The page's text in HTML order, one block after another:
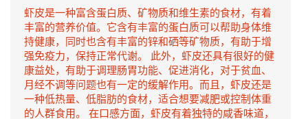
虾皮是一种富含蛋白质、矿物质和维生素的食材，有着
丰富的营养价值。它含有丰富的蛋白质可以帮助身体维
持健康，同时也含有丰富的锌和硒等矿物质，有助于增
强免疫力，保持正常代谢。 此外，虾皮还具有很好的健
康益处，有助于调理肠胃功能、促进消化，对于贫血、
月经不调等问题也有一定的缓解作用。而且，虾皮还是
一种低热量、低脂肪的食材，适合想要减肥或控制体重
的人群食用。 在口感方面，虾皮有着独特的咸香味道，